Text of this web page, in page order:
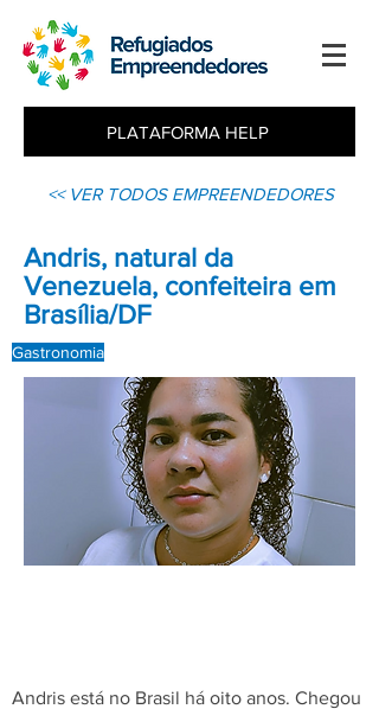
PLATAFORMA HELP
<< VER TODOS EMPREENDEDORES
Andris, natural da
Venezuela, confeiteira em
Brasília/DF
Gastronomia
Andris está no Brasil há oito anos. Chegou